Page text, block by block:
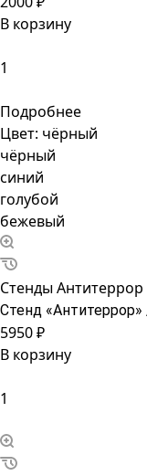
В корзину
Подробнее
Цвет: чёрный
чёрный
синий
голубой
бежевый
Стенды Антитеррор
Стенд
5950 ₽
В корзину